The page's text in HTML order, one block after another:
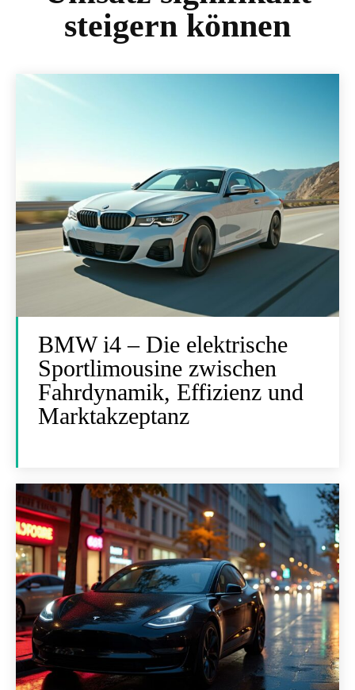
steigern können
BMW i4 – Die elektrische
Sportlimousine zwischen
Fahrdynamik, Effizienz und
Marktakzeptanz